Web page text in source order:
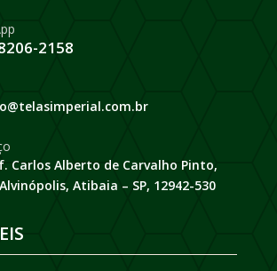
2158
Carlos Alberto de Carvalho Pinto,
Atibaia – SP, 12942-530